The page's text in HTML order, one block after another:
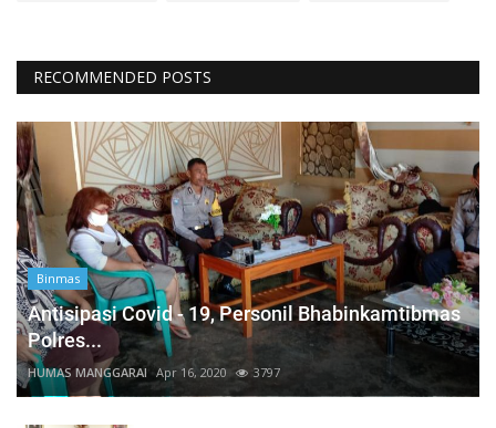
RECOMMENDED POSTS
Binmas
Antisipasi Covid - 19, Personil Bhabinkamtibmas
Polres...
HUMAS MANGGARAI Apr 16, 2020 3797